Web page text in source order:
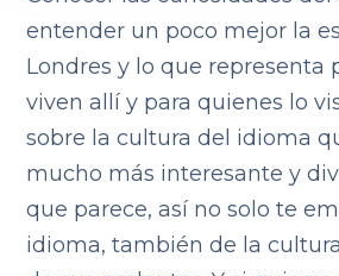
entender un poco mejor la
Londres y lo que representa
viven allí y para quienes lo
sobre la cultura del idioma
mucho más interesante y
que parece, así no solo te
idioma, también de la